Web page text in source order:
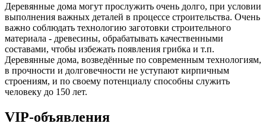
Деревянные дома могут прослужить очень долго, при условии
выполнения важных деталей в процессе строительства. Очень
важно соблюдать технологию заготовки строительного
материала - древесины, обрабатывать качественными
составами, чтобы избежать появления грибка и т.п.
Деревянные дома, возведённые по современным технологиям,
в прочности и долговечности не уступают кирпичным
строениям, и по своему потенциалу способны служить
человеку до 150 лет.
VIP-объявления